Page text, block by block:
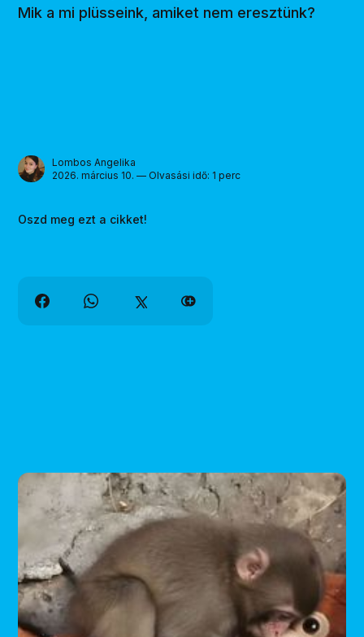
Mik a mi plüsseink, amiket nem eresztünk?
Lombos Angelika
2026. március 10. — Olvasási idő: 1 perc
Oszd meg ezt a cikket!